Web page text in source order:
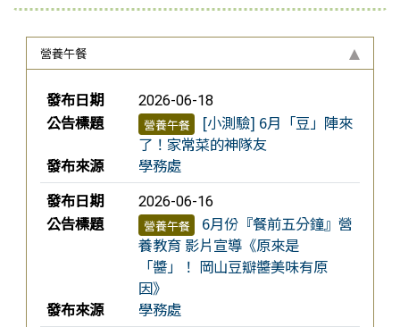
營養午餐
新聞列表
發布日期 2026-06-18
公告標題 營養午餐
[小測驗] 6月「豆」陣來
了！家常菜的神隊友
發布來源
學務處
發布日期
2026-06-16
公告標題 營養午餐
6月份『餐前五分鐘』營
養教育 影片宣導《原來是
「醬」！ 岡山豆瓣醬美味有原
因》
發布來源
學務處